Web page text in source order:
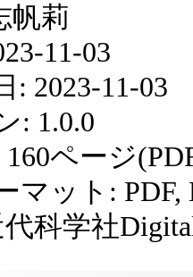
帆莉
11-03
: 2023-11-03
: 1.0.0
160ページ
マット: PDF,
科学社